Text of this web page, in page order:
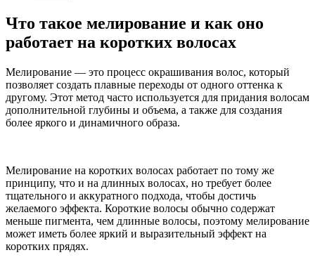
Что такое мелирование и как оно
работает на коротких волосах
Мелирование — это процесс окрашивания волос, который
позволяет создать плавные переходы от одного оттенка к
другому. Этот метод часто используется для придания волосам
дополнительной глубины и объема, а также для создания
более яркого и динамичного образа.
Мелирование на коротких волосах работает по тому же
принципу, что и на длинных волосах, но требует более
тщательного и аккуратного подхода, чтобы достичь
желаемого эффекта. Короткие волосы обычно содержат
меньше пигмента, чем длинные волосы, поэтому мелирование
может иметь более яркий и выразительный эффект на
коротких прядях.